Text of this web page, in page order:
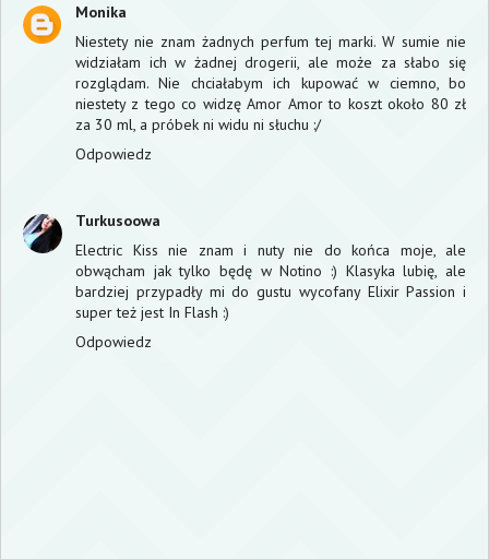
Monika
Niestety nie znam żadnych perfum tej marki. W sumie nie
widziałam ich w żadnej drogerii, ale może za słabo się
rozglądam. Nie chciałabym ich kupować w ciemno, bo
niestety z tego co widzęAmor Amorto koszt około 80 zł
za 30 ml, a próbek ni widu ni słuchu :/
Odpowiedz
Turkusoowa
Electric Kiss nie znam i nuty nie do końca moje, ale
obwącham jak tylko będę w Notino :) Klasyka lubię, ale
bardziej przypadły mi do gustu wycofany Elixir Passion i
super też jest In Flash :)
Odpowiedz